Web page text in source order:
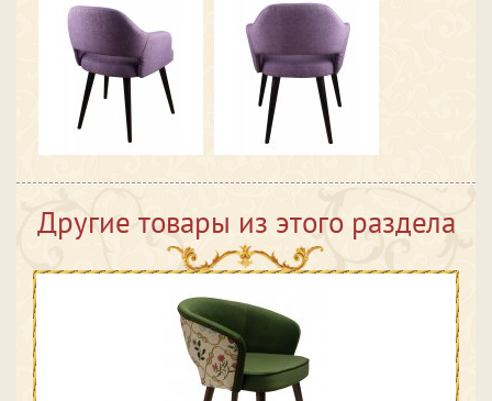
Другие товары из этого раздела